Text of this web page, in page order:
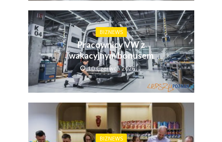
BIZNEWS
Pracownicy VW z
wakacyjnym bonusem
10 Czerwca 2026
BIZNEWS